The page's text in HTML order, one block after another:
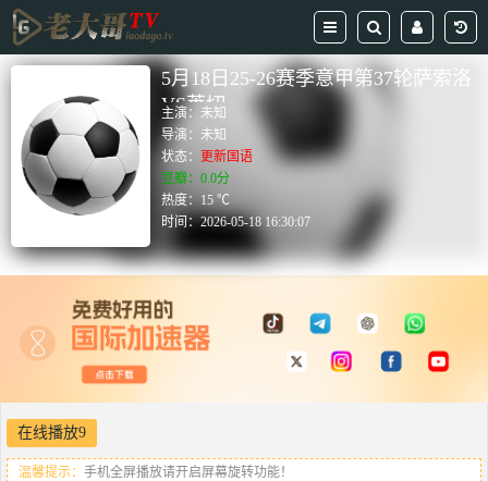
5月18日25-26赛季意甲第37轮萨索洛
VS莱切
主演： 未知
导演：未知
状态： 更新国语
豆瓣：0.0分
热度：15 ℃
时间：2026-05-18 16:30:07
在线播放9
温馨提示： 手机全屏播放请开启屏幕旋转功能！